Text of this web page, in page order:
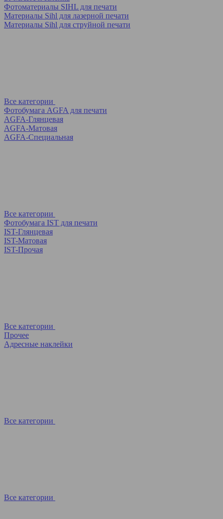
Фотоматериалы SIHL для печати
Материалы Sihl для лазерной печати
Материалы Sihl для струйной печати
Все категории
Фотобумага AGFA для печати
AGFA-Глянцевая
AGFA-Матовая
AGFA-Специальная
Все категории
Фотобумага IST для печати
IST-Глянцевая
IST-Матовая
IST-Прочая
Все категории
Прочее
Адресные наклейки
Все категории
Все категории